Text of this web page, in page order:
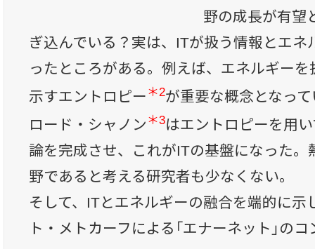
野の成長が有望
ぎ込んでいる？実は、ITが扱う情報とエネ
ったところがある。例えば、エネルギー
示すエントロピー ＊2が重要な概念となっ
ロード・シャノン ＊3はエントロピーを用
論を完成させ、これがITの基盤になった。
野であると考える研究者も少なくない。
そして、ITとエネルギーの融合を端的に示
ト・メトカーフによる「エナーネット」の